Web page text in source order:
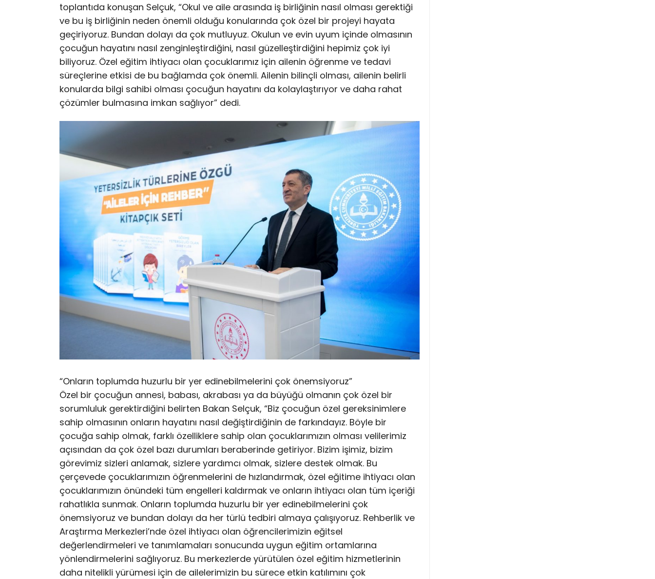
toplantıda konuşan Selçuk, “Okul ve aile arasında iş birliğinin nasıl olması gerektiği
ve bu iş birliğinin neden önemli olduğu konularında çok özel bir projeyi hayata
geçiriyoruz. Bundan dolayı da çok mutluyuz. Okulun ve evin uyum içinde olmasının
çocuğun hayatını nasıl zenginleştirdiğini, nasıl güzelleştirdiğini hepimiz çok iyi
biliyoruz. Özel eğitim ihtiyacı olan çocuklarımız için ailenin öğrenme ve tedavi
süreçlerine etkisi de bu bağlamda çok önemli. Ailenin bilinçli olması, ailenin belirli
konularda bilgi sahibi olması çocuğun hayatını da kolaylaştırıyor ve daha rahat
çözümler bulmasına imkan sağlıyor” dedi.
“Onların toplumda huzurlu bir yer edinebilmelerini çok önemsiyoruz”
Özel bir çocuğun annesi, babası, akrabası ya da büyüğü olmanın çok özel bir
sorumluluk gerektirdiğini belirten Bakan Selçuk, “Biz çocuğun özel gereksinimlere
sahip olmasının onların hayatını nasıl değiştirdiğinin de farkındayız. Böyle bir
çocuğa sahip olmak, farklı özelliklere sahip olan çocuklarımızın olması velilerimiz
açısından da çok özel bazı durumları beraberinde getiriyor. Bizim işimiz, bizim
görevimiz sizleri anlamak, sizlere yardımcı olmak, sizlere destek olmak. Bu
çerçevede çocuklarımızın öğrenmelerini de hızlandırmak, özel eğitime ihtiyacı olan
çocuklarımızın önündeki tüm engelleri kaldırmak ve onların ihtiyacı olan tüm içeriği
rahatlıkla sunmak. Onların toplumda huzurlu bir yer edinebilmelerini çok
önemsiyoruz ve bundan dolayı da her türlü tedbiri almaya çalışıyoruz. Rehberlik ve
Araştırma Merkezleri’nde özel ihtiyacı olan öğrencilerimizin eğitsel
değerlendirmeleri ve tanımlamaları sonucunda uygun eğitim ortamlarına
yönlendirmelerini sağlıyoruz. Bu merkezlerde yürütülen özel eğitim hizmetlerinin
daha nitelikli yürümesi için de ailelerimizin bu sürece etkin katılımını çok